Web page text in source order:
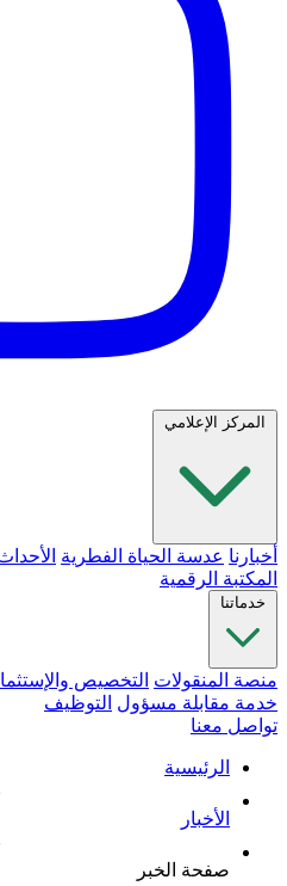
المركز الإعلامي
أخبارنا عدسة الحياة الفطرية
المكتبة الرقمية
خدماتنا
منصة المنقولات التخصيص
خدمة مقابلة مسؤول التوظيف
تواصل معنا
الرئيسية
الأخبار
صفحة الخبر